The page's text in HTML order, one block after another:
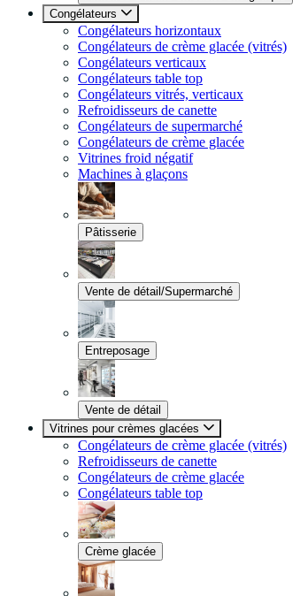
Congélateurs
Congélateurs horizontaux
Congélateurs de crème glacée (vitrés)
Congélateurs verticaux
Congélateurs table top
Congélateurs vitrés, verticaux
Refroidisseurs de canette
Congélateurs de supermarché
Congélateurs de crème glacée
Vitrines froid négatif
Machines à glaçons
Pâtisserie
Vente de détail/Supermarché
Entreposage
Vente de détail
Vitrines pour crèmes glacées
Congélateurs de crème glacée (vitrés)
Refroidisseurs de canette
Congélateurs de crème glacée
Congélateurs table top
Crème glacée